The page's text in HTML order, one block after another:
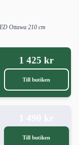
Ottawa 210 cm
1 425 kr
Till butiken
Till butiken